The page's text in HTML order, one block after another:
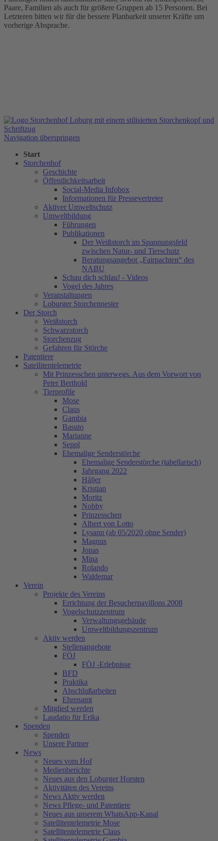
Paare, Familien als auch für größere Gruppen ab 15 Personen. Bei
Letzteren bitten wir für die bessere Planbarkeit unserer Kräfte um
vorherige Absprache.
Navigation überspringen
Start
Storchenhof
Geschichte
Öffentlichkeitsarbeit
Social-Media Infobox
Informationen für Pressevertreter
Aktiver Umweltschutz
Umweltbildung
Führungen
Publikationen
Der Weißstorch im Spannungsfeld
zwischen Natur- und Tierschutz
Beratungsangebot „Fairpachten“ des
NABU
Schau dich schlau! - Videos
Vogel des Jahres
Veranstaltungen
Loburger Storchennester
Der Storch
Weißstorch
Schwarzstorch
Storchenzug
Gefahren für Störche
Patentiere
Satellitentelemetrie
Mit Prinzesschen unterwegs. Aus dem Vorwort von
Peter Berthold
Tierprofile
Mose
Claus
Gambia
Basuto
Marianne
Seppl
Ehemalige Senderstörche
Ehemalige Senderstörche (tabellarisch)
Jahrgang 2022
Håljer
Kristian
Moritz
Nobby
Prinzesschen
Albert von Lotto
Lysann (ab 05/2020 ohne Sender)
Magnus
Jonas
Mina
Rolando
Waldemar
Verein
Projekte des Vereins
Errichtung der Besucherpavillons 2008
Vogelschutzzentrum
Verwaltungsgebäude
Umweltbildungszentrum
Aktiv werden
Stellenangebote
FÖJ
FÖJ -Erlebnisse
BFD
Praktika
Abschlußarbeiten
Ehrenamt
Mitglied werden
Laudatio für Erika
Spenden
Spenden
Unsere Partner
News
Neues vom Hof
Medienberichte
Neues aus den Loburger Horsten
Aktivitäten des Vereins
News Aktiv werden
News Pflege- und Patentiere
Neues aus unserem WhatsApp-Kanal
Satellitentelemetrie Mose
Satellitentelemetrie Claus